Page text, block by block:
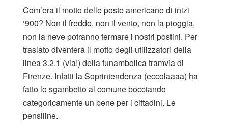
Com’era il motto delle poste americane di inizi
‘900? Non il freddo, non il vento, non la pioggia,
non la neve potranno fermare i nostri postini. Per
traslato diventerà il motto degli utilizzatori della
linea 3.2.1 (via!) della funambolica tramvia di
Firenze. Infatti la Soprintendenza (eccolaaaa) ha
fatto lo sgambetto al comune bocciando
categoricamente un bene per i cittadini. Le
pensiline.